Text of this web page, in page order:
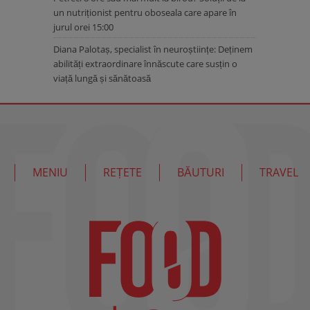
un nutriționist pentru oboseala care apare în
jurul orei 15:00
Diana Palotaș, specialist în neuroștiințe: Deținem
abilități extraordinare înnăscute care susțin o
viață lungă și sănătoasă
MENIU REȚETE BĂUTURI TRAVEL